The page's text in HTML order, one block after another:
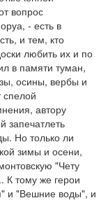
вопрос
- есть в
и тем, кто
любить их и по
в памяти туман,
осины, вербы и
автору
запечатлеть
Но только ли
зимы и осени,
"Чету
К тому же герои
и "Вешние воды", и